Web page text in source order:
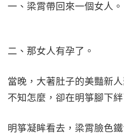
一、梁霄帶回來一個女人。
二、那女人有孕了。
當晚，大著肚子的美豔新
不知怎麼，卻在明箏腳下
明箏凝眸看去，梁霄臉色